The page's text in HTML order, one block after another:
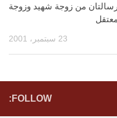
من زوجة شهيد وزوجة
معتقل
23 سبتمبر، 2001
FOLLOW: